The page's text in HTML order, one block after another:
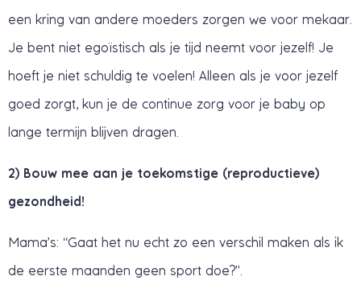
een kring van andere moeders zorgen we voor mekaar.
Je bent niet egoïstisch als je tijd neemt voor jezelf! Je
hoeft je niet schuldig te voelen! Alleen als je voor jezelf
goed zorgt, kun je de continue zorg voor je baby op
lange termijn blijven dragen.
2) Bouw mee aan je toekomstige (reproductieve)
gezondheid!
Mama’s: “Gaat het nu echt zo een verschil maken als ik
de eerste maanden geen sport doe?”.